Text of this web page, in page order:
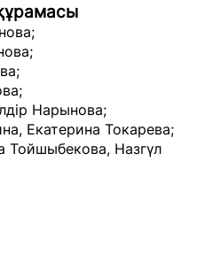
Нарынова;
Екатерина Токарева;
Тойшыбекова, Назгүл